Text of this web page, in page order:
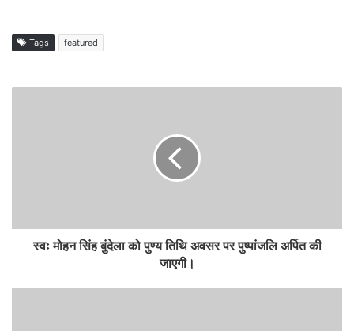
Tags featured
स्वः मोहन सिंह बुंदेला को पुण्य तिथि अवसर पर पुष्पांजलि अर्पित की
जाएगी।